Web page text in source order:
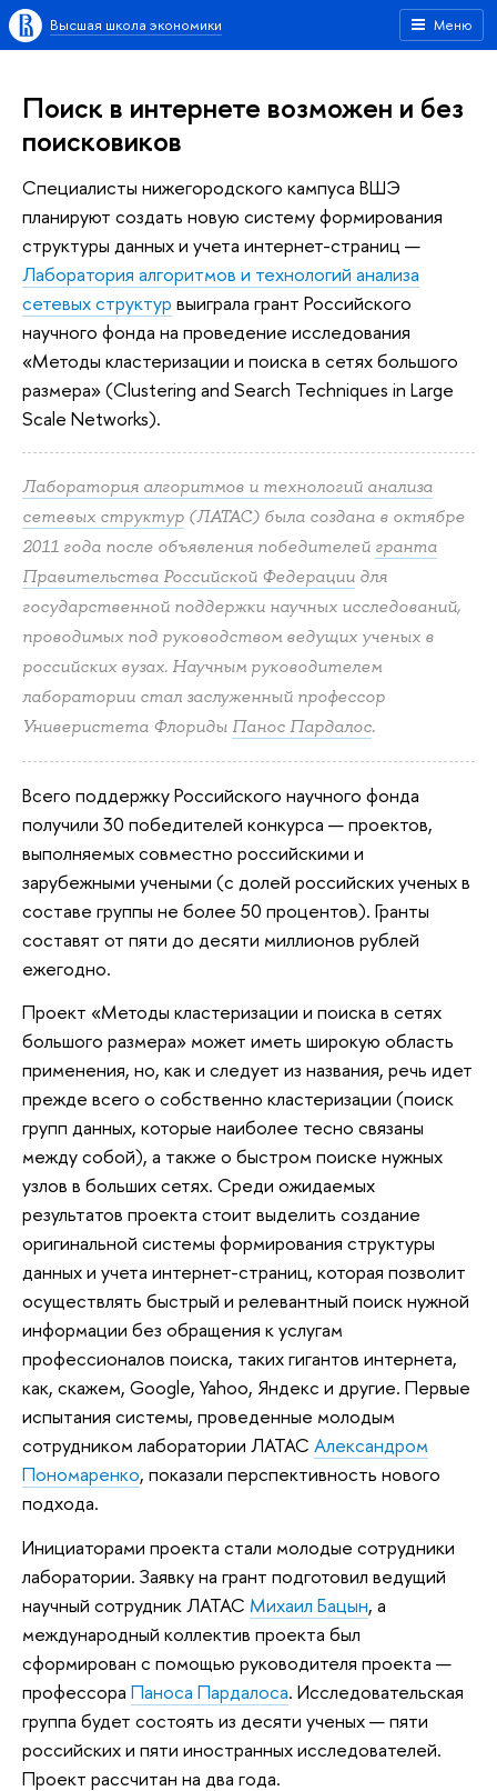
Меню
Высшая школа экономики
Поиск в интернете возможен и без
поисковиков
Специалисты нижегородского кампуса ВШЭ
планируют создать новую систему формирования
структуры данных и учета интернет-страниц —
Лаборатория алгоритмов и технологий анализа
сетевых структур выиграла грант Российского
научного фонда на проведение исследования
«Методы кластеризации и поиска в сетях большого
размера» (Clustering and Search Techniques in Large
Scale Networks).
Лаборатория алгоритмов и технологий анализа
сетевых структур (ЛАТАС) была создана в октябре
2011 года после объявления победителей гранта
Правительства Российской Федерации для
государственной поддержки научных исследований,
проводимых под руководством ведущих ученых в
российских вузах. Научным руководителем
лаборатории стал заслуженный профессор
Универистета Флориды Панос Пардалос.
Всего поддержку Российского научного фонда
получили 30 победителей конкурса — проектов,
выполняемых совместно российскими и
зарубежными учеными (с долей российских ученых в
составе группы не более 50 процентов). Гранты
составят от пяти до десяти миллионов рублей
ежегодно.
Проект «Методы кластеризации и поиска в сетях
большого размера» может иметь широкую область
применения, но, как и следует из названия, речь идет
прежде всего о собственно кластеризации (поиск
групп данных, которые наиболее тесно связаны
между собой), а также о быстром поиске нужных
узлов в больших сетях. Среди ожидаемых
результатов проекта стоит выделить создание
оригинальной системы формирования структуры
данных и учета интернет-страниц, которая позволит
осуществлять быстрый и релевантный поиск нужной
информации без обращения к услугам
профессионалов поиска, таких гигантов интернета,
как, скажем, Google, Yahoo, Яндекс и другие. Первые
испытания системы, проведенные молодым
сотрудником лаборатории ЛАТАС Александром
Пономаренко, показали перспективность нового
подхода.
Инициаторами проекта стали молодые сотрудники
лаборатории. Заявку на грант подготовил ведущий
научный сотрудник ЛАТАС Михаил Бацын, а
международный коллектив проекта был
сформирован с помощью руководителя проекта —
профессора Паноса Пардалоса. Исследовательская
группа будет состоять из десяти ученых — пяти
российских и пяти иностранных исследователей.
Проект рассчитан на два года.